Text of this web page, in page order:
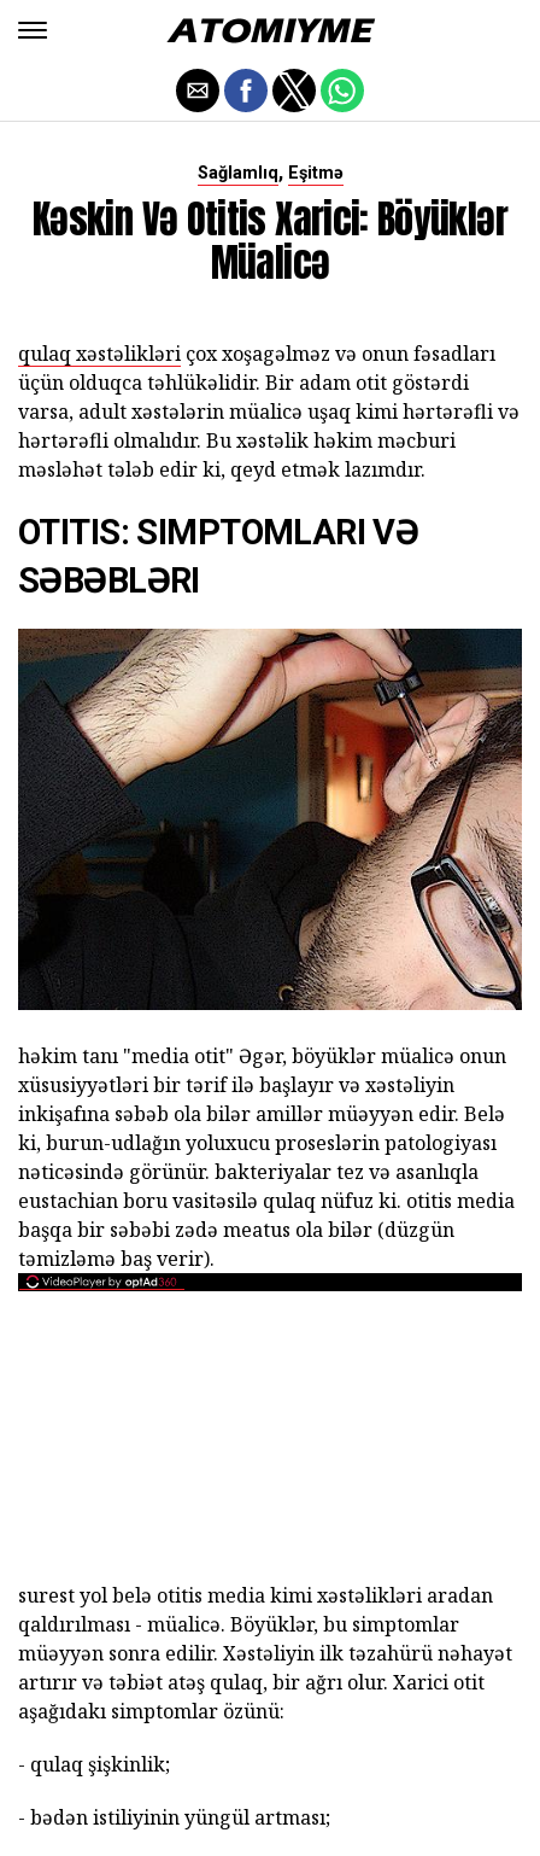
Sağlamlıq, Eşitmə
Kəskin Və Otitis Xarici: Böyüklər
Müalicə
qulaq xəstəlikləri çox xoşagəlməz və onun fəsadları
üçün olduqca təhlükəlidir. Bir adam otit göstərdi
varsa, adult xəstələrin müalicə uşaq kimi hərtərəfli və
hərtərəfli olmalıdır. Bu xəstəlik həkim məcburi
məsləhət tələb edir ki, qeyd etmək lazımdır.
OTITIS: SIMPTOMLARI VƏ
SƏBƏBLƏRI
həkim tanı "media otit" Əgər, böyüklər müalicə onun
xüsusiyyətləri bir tərif ilə başlayır və xəstəliyin
inkişafına səbəb ola bilər amillər müəyyən edir. Belə
ki, burun-udlağın yoluxucu proseslərin patologiyası
nəticəsində görünür. bakteriyalar tez və asanlıqla
eustachian boru vasitəsilə qulaq nüfuz ki. otitis media
başqa bir səbəbi zədə meatus ola bilər (düzgün
təmizləmə baş verir).
surest yol belə otitis media kimi xəstəlikləri aradan
qaldırılması - müalicə. Böyüklər, bu simptomlar
müəyyən sonra edilir. Xəstəliyin ilk təzahürü nəhayət
artırır və təbiət atəş qulaq, bir ağrı olur. Xarici otit
aşağıdakı simptomlar özünü:
- qulaq şişkinlik;
- bədən istiliyinin yüngül artması;